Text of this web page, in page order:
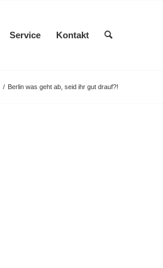
Service Kontakt
/ Berlin was geht ab, seid ihr gut drauf?!